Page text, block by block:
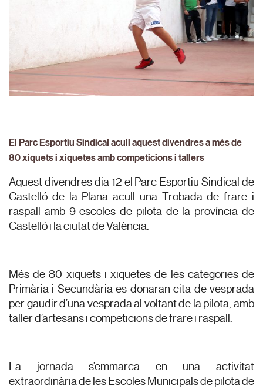
El Parc Esportiu Sindical acull aquest divendres a més de
80 xiquets i xiquetes amb competicions i tallers
Aquest divendres dia 12 el Parc Esportiu Sindical de
Castelló de la Plana acull una Trobada de frare i
raspall amb 9 escoles de pilota de la província de
Castelló i la ciutat de València.
Més de 80 xiquets i xiquetes de les categories de
Primària i Secundària es donaran cita de vesprada
per gaudir d’una vesprada al voltant de la pilota, amb
taller d’artesans i competicions de frare i raspall.
La jornada s’emmarca en una activitat
extraordinària de les Escoles Municipals de pilota de